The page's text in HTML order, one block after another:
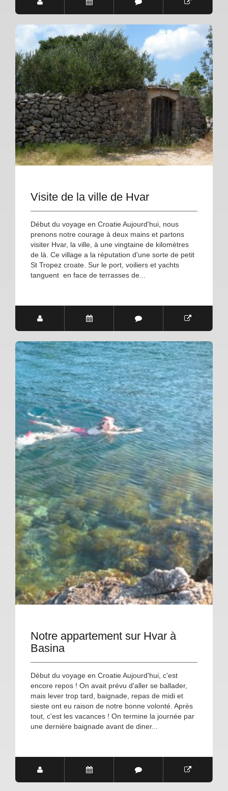
Visite de la ville de Hvar
Début du voyage en Croatie Aujourd'hui, nous
prenons notre courage à deux mains et partons
visiter Hvar, la ville, à une vingtaine de kilomètres
de là. Ce village a la réputation d'une sorte de petit
St Tropez croate. Sur le port, voiliers et yachts
tanguent en face de terrasses de...
Notre appartement sur Hvar à
Basina
Début du voyage en Croatie Aujourd'hui, c'est
encore repos ! On avait prévu d'aller se ballader,
mais lever trop tard, baignade, repas de midi et
sieste ont eu raison de notre bonne volonté. Après
tout, c'est les vacances ! On termine la journée par
une dernière baignade avant de diner...